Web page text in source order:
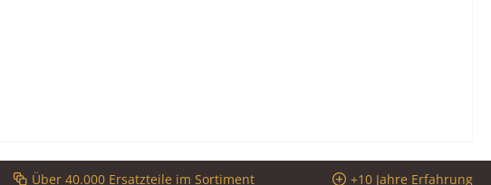
Über 40.000 Ersatzteile im Sortiment +10 Jahre Erfahrung